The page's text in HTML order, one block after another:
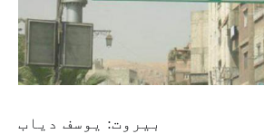
بیروت: یوسف دیاب